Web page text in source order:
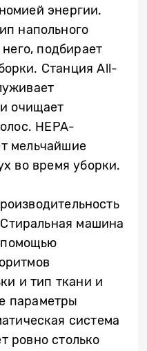
энергии.
напольного
подбирает
Станция All-
очищает
HEPA-
мельчайшие
во время уборки.
машина
помощью
и тип ткани и
параметры
система
ровно столько